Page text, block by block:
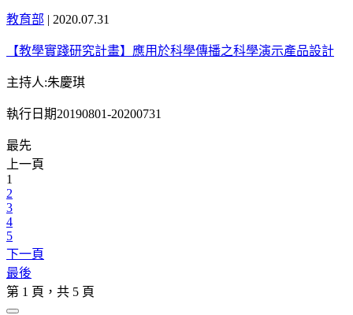
教育部 | 2020.07.31
【教學實踐研究計畫】應用於科學傳播之科學演示產品設計
主持人:朱慶琪
執行日期20190801-20200731
最先
上一頁
1
2
3
4
5
下一頁
最後
第 1 頁，共 5 頁